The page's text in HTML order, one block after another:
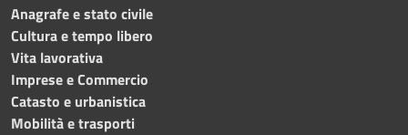
Anagrafe e stato civile
Cultura e tempo libero
Vita lavorativa
Imprese e Commercio
Catasto e urbanistica
Mobilità e trasporti